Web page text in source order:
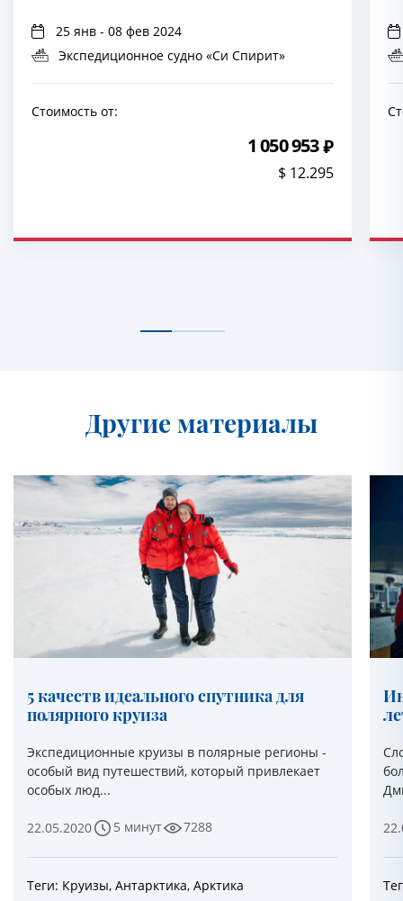
25 янв - 08 фев 2024
Экспедиционное судно «Си Спирит»
Стоимость от:
1 050 953
$ 12.295
Другие материалы
5 качеств идеального спутника для
полярного круиза
Экспедиционные круизы в полярные регионы -
особый вид путешествий, который привлекает
особых люд...
22.05.2020 5 минут 7288
Теги: Круизы, Антарктика, Арктика